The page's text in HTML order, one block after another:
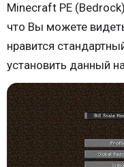
Minecraft PE
что Вы можете
нравится
установить данный